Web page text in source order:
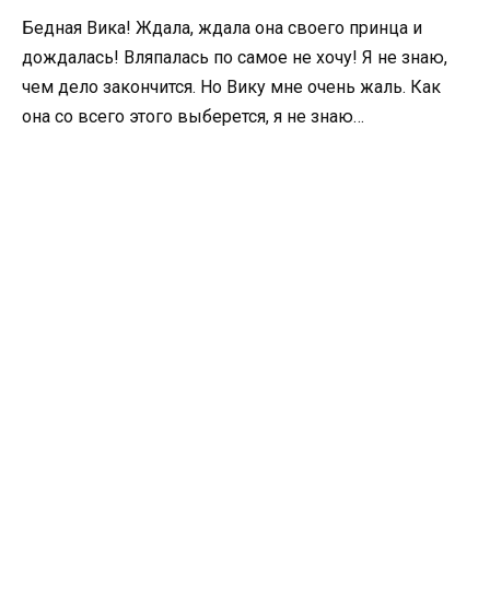
Бедная Вика! Ждала, ждала она своего принца и
дождалась! Вляпалась по самое не хочу! Я не знаю,
чем дело закончится. Но Вику мне очень жаль. Как
она со всего этого выберется, я не знаю…